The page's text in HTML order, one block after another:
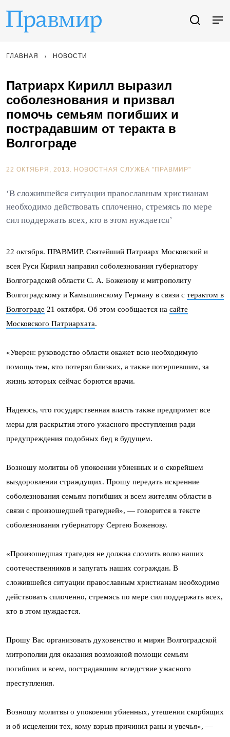
ГЛАВНАЯ НОВОСТИ
Патриарх Кирилл выразил
соболезнования и призвал
помочь семьям погибших и
пострадавшим от теракта в
Волгограде
22 ОКТЯБРЯ, 2013. НОВОСТНАЯ СЛУЖБА "ПРАВМИР"
‘В сложившейся ситуации православным христианам
необходимо действовать сплоченно, стремясь по мере
сил поддержать всех, кто в этом нуждается’
22 октября. ПРАВМИР. Святейший Патриарх Московский и
всея Руси Кирилл направил соболезнования губернатору
Волгоградской области С. А. Боженову и митрополиту
Волгоградскому и Камышинскому Герману в связи с терактом в
Волгограде 21 октября. Об этом сообщается на сайте
Московского Патриархата.
«Уверен: руководство области окажет всю необходимую
помощь тем, кто потерял близких, а также потерпевшим, за
жизнь которых сейчас борются врачи.
Надеюсь, что государственная власть также предпримет все
меры для раскрытия этого ужасного преступления ради
предупреждения подобных бед в будущем.
Возношу молитвы об упокоении убиенных и о скорейшем
выздоровлении страждущих. Прошу передать искренние
соболезнования семьям погибших и всем жителям области в
связи с произошедшей трагедией», — говорится в тексте
соболезнования губернатору Сергею Боженову.
«Произошедшая трагедия не должна сломить волю наших
соотечественников и запугать наших сограждан. В
сложившейся ситуации православным христианам необходимо
действовать сплоченно, стремясь по мере сил поддержать всех,
кто в этом нуждается.
Прошу Вас организовать духовенство и мирян Волгоградской
митрополии для оказания возможной помощи семьям
погибших и всем, пострадавшим вследствие ужасного
преступления.
Возношу молитвы о упокоении убиенных, утешении скорбящих
и об исцелении тех, кому взрыв причинил раны и увечья», —